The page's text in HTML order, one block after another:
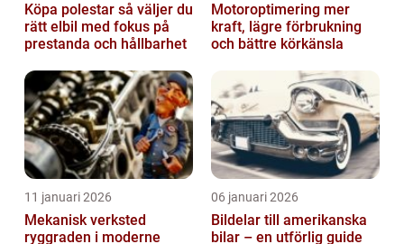
Köpa polestar så väljer du
rätt elbil med fokus på
prestanda och hållbarhet
Motoroptimering mer
kraft, lägre förbrukning
och bättre körkänsla
11 januari 2026
Mekanisk verksted
ryggraden i moderne
06 januari 2026
Bildelar till amerikanska
bilar – en utförlig guide